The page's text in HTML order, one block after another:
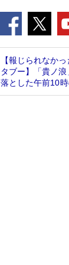
【報じられなか
タブー】「貴ノ
落とした午前10時